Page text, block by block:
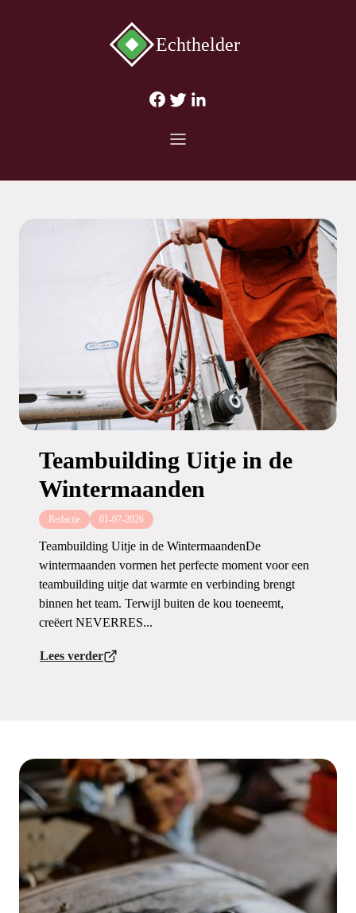
Echthelder
Teambuilding Uitje in de
Wintermaanden
Redactie 01-07-2026
Teambuilding Uitje in de WintermaandenDe
wintermaanden vormen het perfecte moment voor een
teambuilding uitje dat warmte en verbinding brengt
binnen het team. Terwijl buiten de kou toeneemt,
creëert NEVERRES...
Lees verder